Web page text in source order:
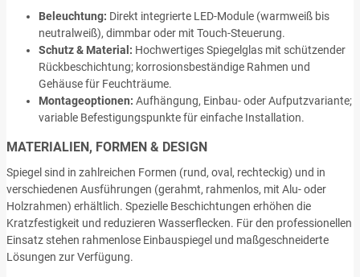
Beleuchtung: Direkt integrierte LED-Module (warmweiß bis
neutralweiß), dimmbar oder mit Touch-Steuerung.
Schutz & Material: Hochwertiges Spiegelglas mit schützender
Rückbeschichtung; korrosionsbeständige Rahmen und
Gehäuse für Feuchträume.
Montageoptionen: Aufhängung, Einbau- oder Aufputzvariante;
variable Befestigungspunkte für einfache Installation.
MATERIALIEN, FORMEN & DESIGN
Spiegel sind in zahlreichen Formen (rund, oval, rechteckig) und in
verschiedenen Ausführungen (gerahmt, rahmenlos, mit Alu- oder
Holzrahmen) erhältlich. Spezielle Beschichtungen erhöhen die
Kratzfestigkeit und reduzieren Wasserflecken. Für den professionellen
Einsatz stehen rahmenlose Einbauspiegel und maßgeschneiderte
Lösungen zur Verfügung.